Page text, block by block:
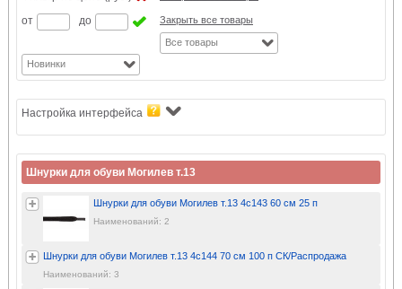
от
до Закрыть все товары
Все товары
Новинки
Настройка интерфейса
Шнурки для обуви Могилев т.13
Шнурки для обуви Могилев т.13 4с143 60 см 25 п
Наименований: 2
Шнурки для обуви Могилев т.13 4с144 70 см 100 п СК/Распродажа
Наименований: 3